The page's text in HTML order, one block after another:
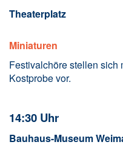
Theaterplatz
Miniaturen
Festivalchöre stellen sich
Kostprobe vor.
14:30 Uhr
Bauhaus-Museum